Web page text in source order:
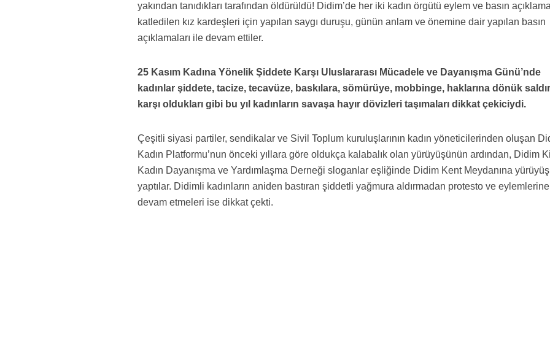
yakından tanıdıkları tarafından öldürüldü! Didim’de her iki kadın örgütü eylem ve basın
katledilen kız kardeşleri için yapılan saygı duruşu, günün anlam ve önemine dair yapılan basın
açıklamaları ile devam ettiler.
25 Kasım Kadına Yönelik Şiddete Karşı Uluslararası Mücadele ve Dayanışma Günü’nde
kadınlar şiddete, tacize, tecavüze, baskılara, sömürüye, mobbinge, haklarına dönük
karşı oldukları gibi bu yıl kadınların savaşa hayır dövizleri taşımaları dikkat çekiciydi.
Çeşitli siyasi partiler, sendikalar ve Sivil Toplum kuruluşlarının kadın yöneticilerinden oluşan
Kadın Platformu’nun önceki yıllara göre oldukça kalabalık olan yürüyüşünün ardından, Didim
Kadın Dayanışma ve Yardımlaşma Derneği sloganlar eşliğinde Didim Kent Meydanına yürüyüş
yaptılar. Didimli kadınların aniden bastıran şiddetli yağmura aldırmadan protesto ve eylemlerine
devam etmeleri ise dikkat çekti.